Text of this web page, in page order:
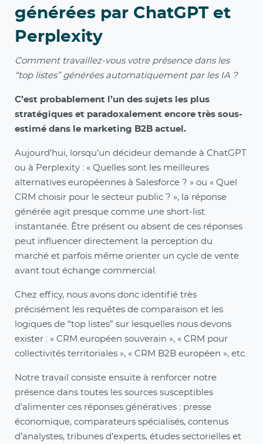
générées par ChatGPT et
Perplexity
Comment travaillez-vous votre présence dans les
“top listes” générées automatiquement par les IA ?
C’est probablement l’un des sujets les plus
stratégiques et paradoxalement encore très sous-
estimé dans le marketing B2B actuel.
Aujourd’hui, lorsqu’un décideur demande à ChatGPT
ou à Perplexity : « Quelles sont les meilleures
alternatives européennes à Salesforce ? » ou « Quel
CRM choisir pour le secteur public ? », la réponse
générée agit presque comme une short-list
instantanée. Être présent ou absent de ces réponses
peut influencer directement la perception du
marché et parfois même orienter un cycle de vente
avant tout échange commercial.
Chez efficy, nous avons donc identifié très
précisément les requêtes de comparaison et les
logiques de “top listes” sur lesquelles nous devons
exister : « CRM européen souverain », « CRM pour
collectivités territoriales », « CRM B2B européen », etc.
Notre travail consiste ensuite à renforcer notre
présence dans toutes les sources susceptibles
d’alimenter ces réponses génératives : presse
économique, comparateurs spécialisés, contenus
d’analystes, tribunes d’experts, études sectorielles et